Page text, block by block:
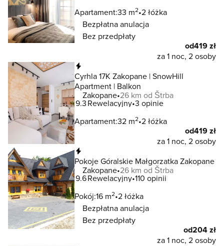
Apartament:33 m2 2 łóżka
Bezpłatna anulacja
Bez przedpłaty
od419 zł
za 1 noc, 2 osoby
Cyrhla 17K Zakopane | SnowHill
Apartment | Balkon
Zakopane 26 km od Štrba
9.3Rewelacyjny 3 opinie
Apartament:32 m2 2 łóżka
od419 zł
za 1 noc, 2 osoby
Pokoje Góralskie Małgorzatka Zakopane
Zakopane 26 km od Štrba
9.6Rewelacyjny 110 opinii
Pokój:16 m2 2 łóżka
Bezpłatna anulacja
Bez przedpłaty
od204 zł
za 1 noc, 2 osoby